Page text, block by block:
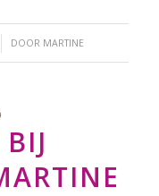
DOOR MARTINE